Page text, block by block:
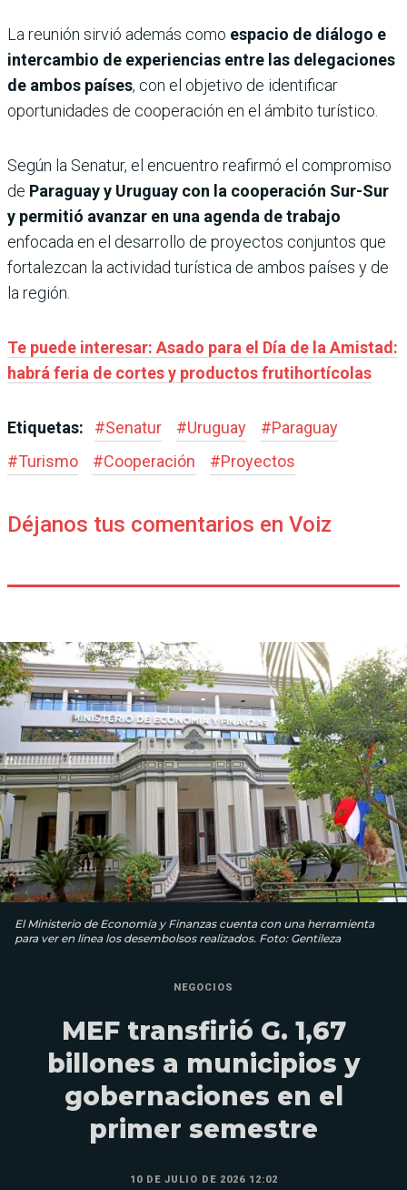
La reunión sirvió además como espacio de diálogo e
intercambio de experiencias entre las delegaciones
de ambos países, con el objetivo de identificar
oportunidades de cooperación en el ámbito turístico.
Según la Senatur, el encuentro reafirmó el compromiso
de Paraguay y Uruguay con la cooperación Sur-Sur
y permitió avanzar en una agenda de trabajo
enfocada en el desarrollo de proyectos conjuntos que
fortalezcan la actividad turística de ambos países y de
la región.
Te puede interesar: Asado para el Día de la Amistad:
habrá feria de cortes y productos frutihortícolas
Etiquetas: #Senatur #Uruguay #Paraguay
#Turismo #Cooperación #Proyectos
Déjanos tus comentarios en Voiz
El Ministerio de Economía y Finanzas cuenta con una herramienta
para ver en línea los desembolsos realizados. Foto: Gentileza
NEGOCIOS
MEF transfirió G. 1,67
billones a municipios y
gobernaciones en el
primer semestre
10 DE JULIO DE 2026 12:02